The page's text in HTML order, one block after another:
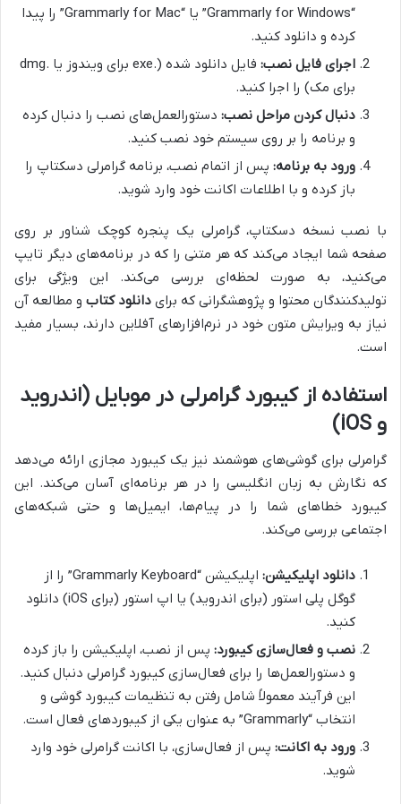
“Grammarly for Windows” یا “Grammarly for Mac” را پیدا
کرده و دانلود کنید.
اجرای فایل نصب:
فایل دانلود شده (.exe برای ویندوز یا .dmg
برای مک) را اجرا کنید.
دنبال کردن مراحل نصب: دستورالعمل‌های نصب را دنبال کرده
و برنامه را بر روی سیستم خود نصب کنید.
ورود به برنامه: پس از اتمام نصب، برنامه گرامرلی دسکتاپ را
باز کرده و با اطلاعات اکانت خود وارد شوید.
با نصب نسخه دسکتاپ، گرامرلی یک پنجره کوچک شناور بر روی
صفحه شما ایجاد می‌کند که هر متنی را که در برنامه‌های دیگر تایپ
می‌کنید، به صورت لحظه‌ای بررسی می‌کند. این ویژگی برای
تولیدکنندگان محتوا و پژوهشگرانی که برای دانلود کتاب و مطالعه آن
نیاز به ویرایش متون خود در نرم‌افزارهای آفلاین دارند، بسیار مفید
است.
استفاده از کیبورد گرامرلی در موبایل (اندروید
و iOS)
گرامرلی برای گوشی‌های هوشمند نیز یک کیبورد مجازی ارائه می‌دهد
که نگارش به زبان انگلیسی را در هر برنامه‌ای آسان می‌کند. این
کیبورد خطاهای شما را در پیام‌ها، ایمیل‌ها و حتی شبکه‌های
اجتماعی بررسی می‌کند.
دانلود اپلیکیشن:
اپلیکیشن “Grammarly Keyboard” را از
گوگل پلی استور (برای اندروید) یا اپ استور (برای iOS) دانلود
کنید.
نصب و فعال‌سازی کیبورد: پس از نصب، اپلیکیشن را باز کرده
و دستورالعمل‌ها را برای فعال‌سازی کیبورد گرامرلی دنبال کنید.
این فرآیند معمولاً شامل رفتن به تنظیمات کیبورد گوشی و
انتخاب “Grammarly” به عنوان یکی از کیبوردهای فعال است.
ورود به اکانت: پس از فعال‌سازی، با اکانت گرامرلی خود وارد
شوید.